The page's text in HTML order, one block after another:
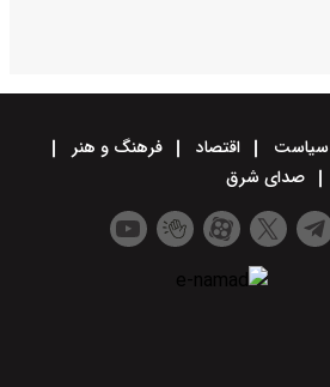
سیاست اقتصاد
فرهنگ و هنر
صدای شرق